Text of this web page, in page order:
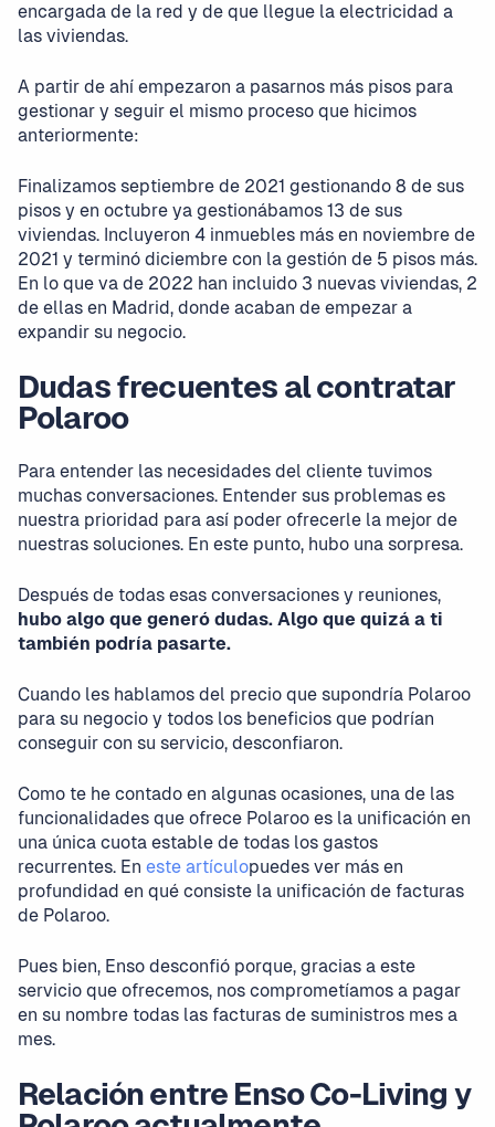
encargada de la red y de que llegue la electricidad a
las viviendas.
A partir de ahí empezaron a pasarnos más pisos para
gestionar y seguir el mismo proceso que hicimos
anteriormente:
Finalizamos septiembre de 2021 gestionando 8 de sus
pisos y en octubre ya gestionábamos 13 de sus
viviendas. Incluyeron 4 inmuebles más en noviembre de
2021 y terminó diciembre con la gestión de 5 pisos más.
En lo que va de 2022 han incluido 3 nuevas viviendas, 2
de ellas en Madrid, donde acaban de empezar a
expandir su negocio.
Dudas frecuentes al contratar
Polaroo
Para entender las necesidades del cliente tuvimos
muchas conversaciones. Entender sus problemas es
nuestra prioridad para así poder ofrecerle la mejor de
nuestras soluciones. En este punto, hubo una sorpresa.
Después de todas esas conversaciones y reuniones,
hubo algo que generó dudas. Algo que quizá a ti
también podría pasarte.
Cuando les hablamos del precio que supondría Polaroo
para su negocio y todos los beneficios que podrían
conseguir con su servicio, desconfiaron.
Como te he contado en algunas ocasiones, una de las
funcionalidades que ofrece Polaroo es la unificación en
una única cuota estable de todas los gastos
recurrentes. En este artículopuedes ver más en
profundidad en qué consiste la unificación de facturas
de Polaroo.
Pues bien, Enso desconfió porque, gracias a este
servicio que ofrecemos, nos comprometíamos a pagar
en su nombre todas las facturas de suministros mes a
mes.
Relación entre Enso Co-Living y